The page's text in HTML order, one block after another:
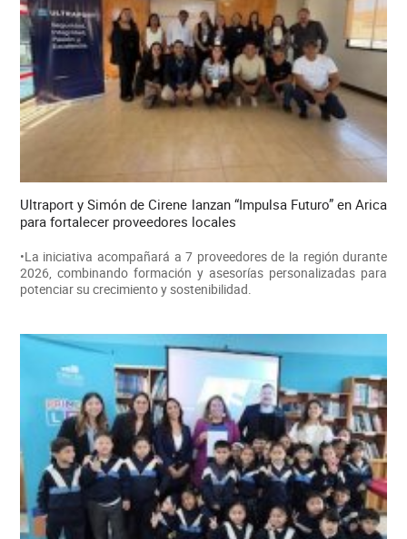
Ultraport y Simón de Cirene lanzan “Impulsa Futuro” en Arica
para fortalecer proveedores locales
•La iniciativa acompañará a 7 proveedores de la región durante
2026, combinando formación y asesorías personalizadas para
potenciar su crecimiento y sostenibilidad.